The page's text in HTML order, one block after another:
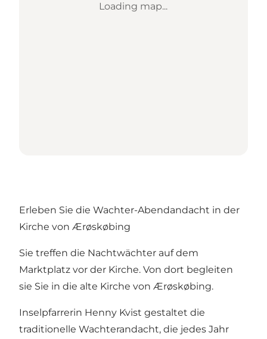
Loading map...
Erleben Sie die Wachter-Abendandacht in der
Kirche von Ærøskøbing
Sie treffen die Nachtwächter auf dem
Marktplatz vor der Kirche. Von dort begleiten
sie Sie in die alte Kirche von Ærøskøbing.
Inselpfarrerin Henny Kvist gestaltet die
traditionelle Wachterandacht, die jedes Jahr